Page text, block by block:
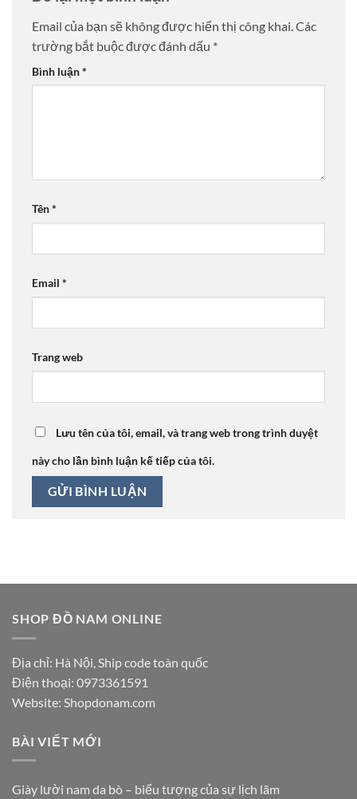
Email của bạn sẽ không được hiển thị công khai. Các
trường bắt buộc được đánh dấu *
Bình luận*
Tên*
Email *
Trang web
Lưu tên của tôi, email, và trang web trong trình duyệt
này cho lần bình luận kế tiếp của tôi.
SHOP ĐỒ NAM ONLINE
Địa chỉ: Hà Nội, Ship code toàn quốc
Điện thoại: 0973361591
Website: Shopdonam.com
BÀI VIẾT MỚI
Giày lười nam da bò – biểu tượng của sự lịch lãm